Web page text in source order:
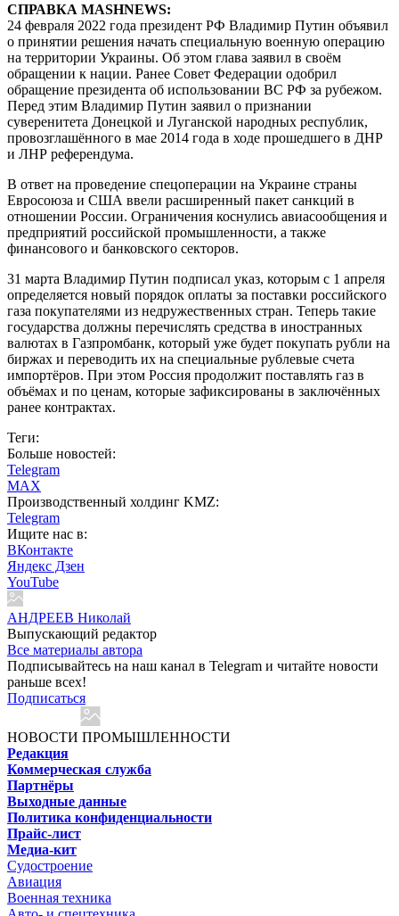
СПРАВКА MASHNEWS:
24 февраля 2022 года президент РФ Владимир Путин объявил
о принятии решения начать специальную военную операцию
на территории Украины. Об этом глава заявил в своём
обращении к нации. Ранее Совет Федерации одобрил
обращение президента об использовании ВС РФ за рубежом.
Перед этим Владимир Путин заявил о признании
суверенитета Донецкой и Луганской народных республик,
провозглашённого в мае 2014 года в ходе прошедшего в ДНР
и ЛНР референдума.
В ответ на проведение спецоперации на Украине страны
Евросоюза и США ввели расширенный пакет санкций в
отношении России. Ограничения коснулись авиасообщения и
предприятий российской промышленности, а также
финансового и банковского секторов.
31 марта Владимир Путин подписал указ, которым с 1 апреля
определяется новый порядок оплаты за поставки российского
газа покупателями из недружественных стран. Теперь такие
государства должны перечислять средства в иностранных
валютах в Газпромбанк, который уже будет покупать рубли на
биржах и переводить их на специальные рублевые счета
импортёров. При этом Россия продолжит поставлять газ в
объёмах и по ценам, которые зафиксированы в заключённых
ранее контрактах.
Теги:
Больше новостей:
Telegram
MAX
Производственный холдинг KMZ:
Telegram
Ищите нас в:
ВКонтакте
Яндекс Дзен
YouTube
АНДРЕЕВ Николай
Выпускающий редактор
Все материалы автора
Подписывайтесь на наш канал в Telegram и читайте новости
раньше всех!
Подписаться
НОВОСТИ ПРОМЫШЛЕННОСТИ
Редакция
Коммерческая служба
Партнёры
Выходные данные
Политика конфиденциальности
Прайс-лист
Медиа-кит
Судостроение
Авиация
Военная техника